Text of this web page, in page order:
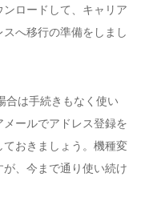
ロードして、キャリア
へ移行の準備をしまし
合は手続きもなく使い
ールでアドレス登録を
ておきましょう。機種変
、今まで通り使い続け